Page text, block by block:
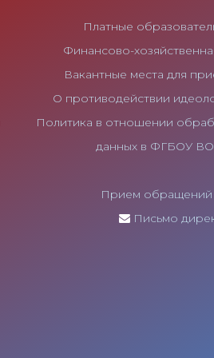
Платные
Финансово-
Вакантные места для
О противодействии
Политика в отношении
данных в ФГБОУ
Прием обращений
Письмо